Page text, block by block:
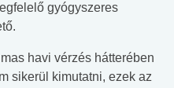
gyógyszeres
havi vérzés hátterében
sikerül kimutatni, ezek az